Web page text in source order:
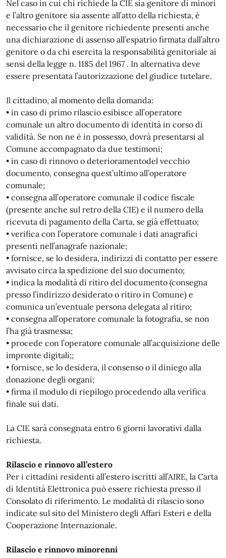
Nel caso in cui chi richiede la CIE sia genitore di minori
e l’altro genitore sia assente all’atto della richiesta, è
necessario che il genitore richiedente presenti anche
una dichiarazione di assenso all’espatrio firmata dall’altro
genitore o da chi esercita la responsabilità genitoriale ai
sensi della legge n. 1185 del 1967 . In alternativa deve
essere presentata l’autorizzazione del giudice tutelare.
Il cittadino, al momento della domanda:
• in caso di primo rilascio esibisce all’operatore
comunale un altro documento di identità in corso di
validità. Se non ne è in possesso, dovrà presentarsi al
Comune accompagnato da due testimoni;
• in caso di rinnovo o deterioramentodel vecchio
documento, consegna quest’ultimo all’operatore
comunale;
• consegna all’operatore comunale il codice fiscale
(presente anche sul retro della CIE) e il numero della
ricevuta di pagamento della Carta, se già effettuato;
• verifica con l’operatore comunale i dati anagrafici
presenti nell’anagrafe nazionale;
• fornisce, se lo desidera, indirizzi di contatto per essere
avvisato circa la spedizione del suo documento;
• indica la modalità di ritiro del documento (consegna
presso l’indirizzo desiderato o ritiro in Comune) e
comunica un’eventuale persona delegata al ritiro;
• consegna all’operatore comunale la fotografia, se non
l’ha già trasmessa;
• procede con l’operatore comunale all’acquisizione delle
impronte digitali;;
• fornisce, se lo desidera, il consenso o il diniego alla
donazione degli organi;
• firma il modulo di riepilogo procedendo alla verifica
finale sui dati.
La CIE sarà consegnata entro 6 giorni lavorativi dalla
richiesta.
Rilascio e rinnovo all’estero
Per i cittadini residenti all’estero iscritti all’AIRE, la Carta
di Identità Elettronica può essere richiesta presso il
Consolato di riferimento. Le modalità di rilascio sono
indicate sul sito del Ministero degli Affari Esteri e della
Cooperazione Internazionale.
Rilascio e rinnovo minorenni